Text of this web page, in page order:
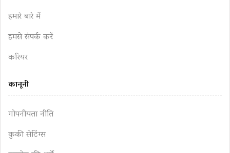
हमारे बारे में
हमसे संपर्क करें
करियर
कानूनी
गोपनीयता नीति
कुकी सेटिंग्स